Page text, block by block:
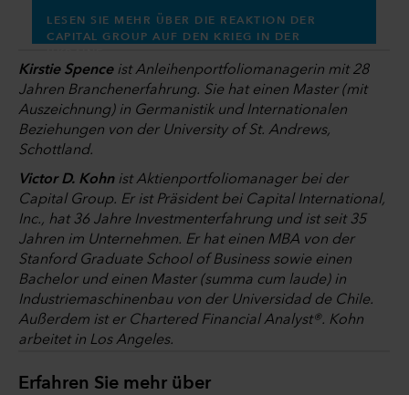
LESEN SIE MEHR ÜBER DIE REAKTION DER
CAPITAL GROUP AUF DEN KRIEG IN DER
Kirstie Spenceist Anleihenportfoliomanagerin mit 28
Jahren Branchenerfahrung. Sie hat einen Master (mit
Auszeichnung) in Germanistik und Internationalen
Beziehungen von der University of St. Andrews,
Schottland.
Victor D. Kohnist Aktienportfoliomanager bei der
Capital Group. Er ist Präsident bei Capital International,
Inc., hat 36 Jahre Investmenterfahrung und ist seit 35
Jahren im Unternehmen. Er hat einen MBA von der
Stanford Graduate School of Business sowie einen
Bachelor und einen Master (summa cum laude) in
Industriemaschinenbau von der Universidad de Chile.
Außerdem ist er Chartered Financial Analyst®. Kohn
arbeitet in Los Angeles.
Erfahren Sie mehr über